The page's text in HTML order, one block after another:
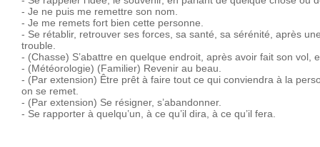
- Je ne puis me remettre son nom.
- Je me remets fort bien cette personne.
- Se rétablir, retrouver ses forces, sa santé, sa sérénité, après
trouble.
- (Chasse) S’abattre en quelque endroit, après avoir fait son vol,
- (Météorologie) (Familier) Revenir au beau.
- (Par extension) Être prêt à faire tout ce qui conviendra à la
on se remet.
- (Par extension) Se résigner, s’abandonner.
- Se rapporter à quelqu’un, à ce qu’il dira, à ce qu’il fera.